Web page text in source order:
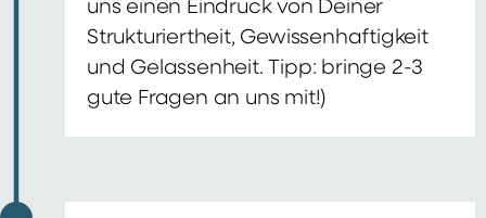
uns einen Eindruck von Deiner
Strukturiertheit, Gewissenhaftigkeit
und Gelassenheit. Tipp: bringe 2-3
gute Fragen an uns mit!)